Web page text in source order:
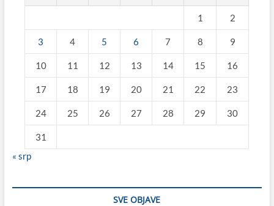
1 2
3 4 5 6 7 8 9
10 11 12 13 14 15 16
17 18 19 20 21 22 23
24 25 26 27 28 29 30
31
« srp
SVE OBJAVE